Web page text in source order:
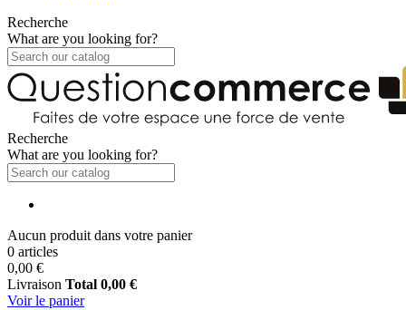
Recherche
What are you looking for?
Recherche
What are you looking for?
Aucun produit dans votre panier
0 articles
0,00 €
Livraison Total 0,00 €
Voir le panier